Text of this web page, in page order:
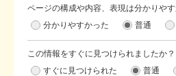
ページの構成や内容、表現は分かりや
分かりやすかった
普通
この情報をすぐに見つけられましたか？
すぐに見つけられた
普通